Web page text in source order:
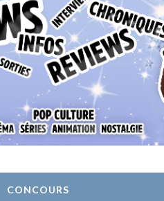
CONCOURS